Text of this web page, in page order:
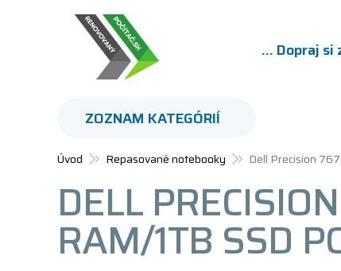
... Dopraj si
Úvod Repasované notebooky Dell Precision
DELL
RAM/1TB SSD
ZOZNAM KATEGÓRIÍ